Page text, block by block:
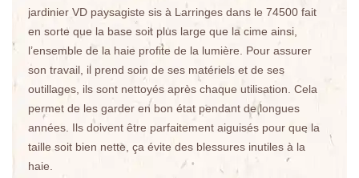
jardinier VD paysagiste sis à Larringes dans le 74500 fait
en sorte que la base soit plus large que la cime ainsi,
l’ensemble de la haie profite de la lumière. Pour assurer
son travail, il prend soin de ses matériels et de ses
outillages, ils sont nettoyés après chaque utilisation. Cela
permet de les garder en bon état pendant de longues
années. Ils doivent être parfaitement aiguisés pour que la
taille soit bien nette, ça évite des blessures inutiles à la
haie.